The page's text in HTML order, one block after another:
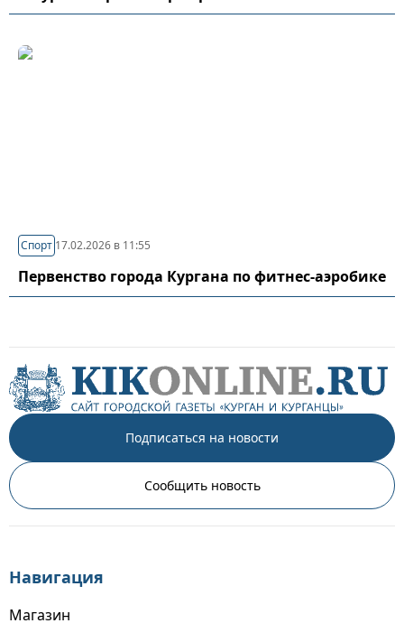
Спорт 17.02.2026 в 11:55
Первенство города Кургана по фитнес-аэробике
Подписаться на новости
Сообщить новость
Навигация
Магазин